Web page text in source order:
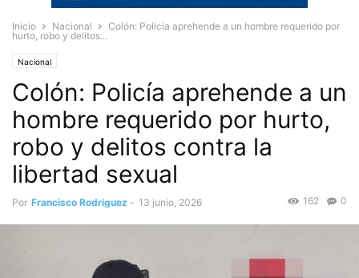
Inicio Nacional
Colón: Policía aprehende a un hombre requerido por
hurto, robo y delitos...
Nacional
Colón: Policía aprehende a un
hombre requerido por hurto,
robo y delitos contra la
libertad sexual
Por Francisco Rodriguez - 13 junio, 2026 0
162